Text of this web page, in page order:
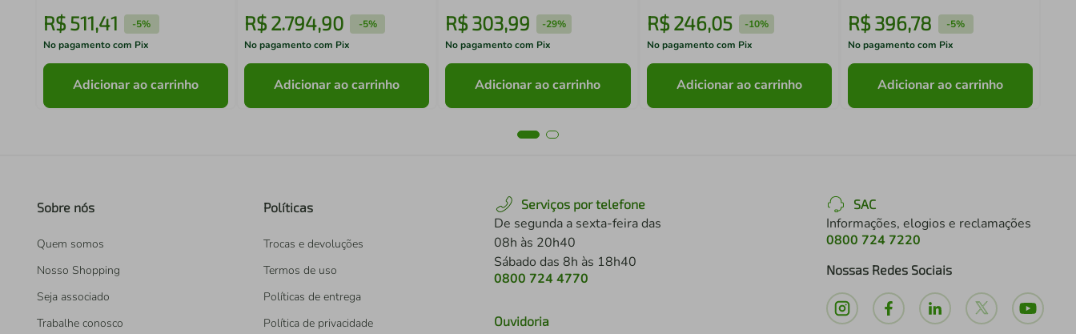
R$ 511,41 -5%
No pagamento com Pix
Adicionar ao carrinho
R$ 2.794,90 -5%
No pagamento com Pix
Adicionar ao carrinho
R$303,99 -29%
No pagamento com Pix
Adicionar ao carrinho
R$ 246,05 -10%
No pagamento com Pix
Adicionar ao carrinho
R$ 396,78 -5%
No pagamento com Pix
Adicionar ao carrinho
Sobre nós
Quem somos
Nosso Shopping
Seja associado
Trabalhe conosco
Políticas
Trocas e devoluções
Termos de uso
Políticas de entrega
Política de privacidade
Serviços por telefone
De segunda a sexta-feira das
08h às 20h40
Sábado das 8h às 18h40
0800 724 4770
Ouvidoria
SAC
Informações, elogios e reclamações
0800 724 7220
Nossas Redes Sociais